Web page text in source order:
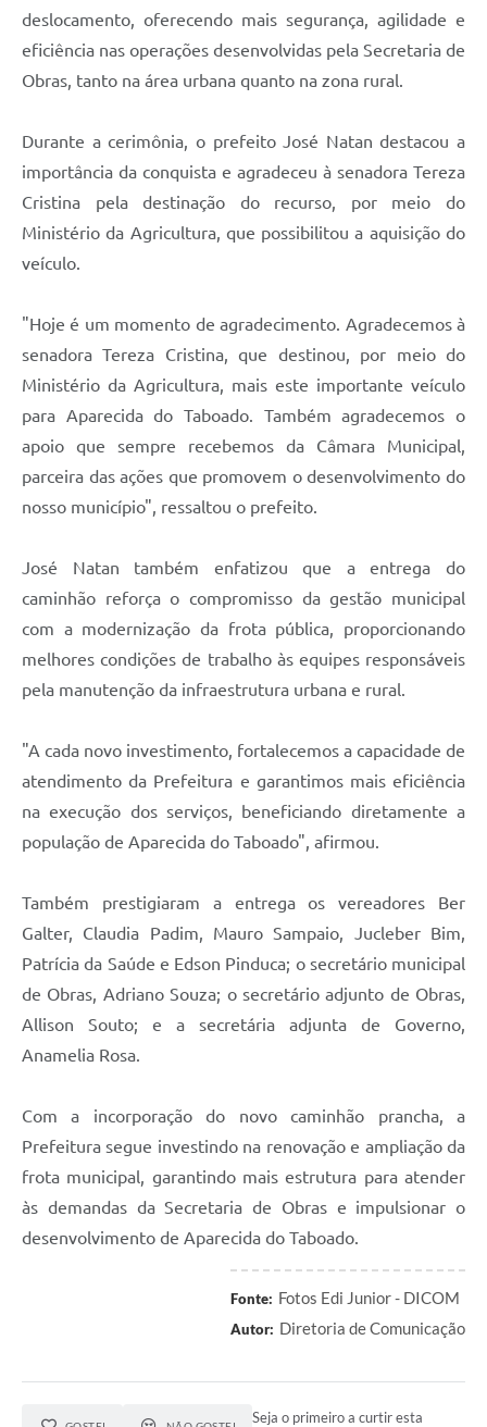
deslocamento, oferecendo mais segurança, agilidade e
eficiência nas operações desenvolvidas pela Secretaria de
Obras, tanto na área urbana quanto na zona rural.
Durante a cerimônia, o prefeito José Natan destacou a
importância da conquista e agradeceu à senadora Tereza
Cristina pela destinação do recurso, por meio do
Ministério da Agricultura, que possibilitou a aquisição do
veículo.
"Hoje é um momento de agradecimento. Agradecemos à
senadora Tereza Cristina, que destinou, por meio do
Ministério da Agricultura, mais este importante veículo
para Aparecida do Taboado. Também agradecemos o
apoio que sempre recebemos da Câmara Municipal,
parceira das ações que promovem o desenvolvimento do
nosso município", ressaltou o prefeito.
José Natan também enfatizou que a entrega do
caminhão reforça o compromisso da gestão municipal
com a modernização da frota pública, proporcionando
melhores condições de trabalho às equipes responsáveis
pela manutenção da infraestrutura urbana e rural.
"A cada novo investimento, fortalecemos a capacidade de
atendimento da Prefeitura e garantimos mais eficiência
na execução dos serviços, beneficiando diretamente a
população de Aparecida do Taboado", afirmou.
Também prestigiaram a entrega os vereadores Ber
Galter, Claudia Padim, Mauro Sampaio, Jucleber Bim,
Patrícia da Saúde e Edson Pinduca; o secretário municipal
de Obras, Adriano Souza; o secretário adjunto de Obras,
Allison Souto; e a secretária adjunta de Governo,
Anamelia Rosa.
Com a incorporação do novo caminhão prancha, a
Prefeitura segue investindo na renovação e ampliação da
frota municipal, garantindo mais estrutura para atender
às demandas da Secretaria de Obras e impulsionar o
desenvolvimento de Aparecida do Taboado.
Fonte: Fotos Edi Junior - DICOM
Autor: Diretoria de Comunicação
Seja o primeiro a curtir esta